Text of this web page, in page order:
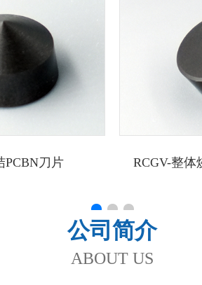
PCBN刀片 RCGV-整体
公司简介
ABOUT US